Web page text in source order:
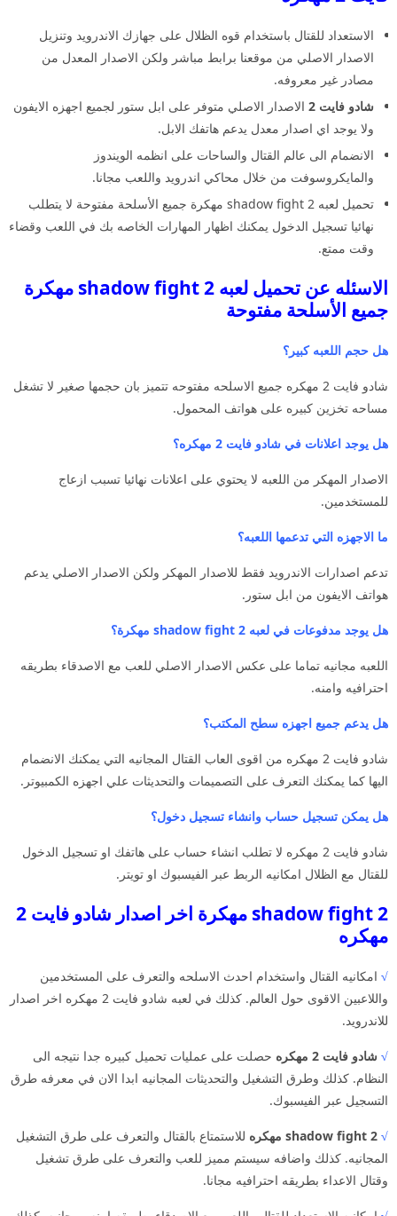
الاستعداد للقتال باستخدام قوه الظلال على جهازك الاندرويد وتنزيل
الاصدار الاصلي من موقعنا برابط مباشر ولكن الاصدار المعدل من
مصادر غير معروفه.
شادو فايت 2
الاصدار الاصلي متوفر على ابل ستور لجميع اجهزه الايفون
ولا يوجد اي اصدار معدل يدعم هاتفك الابل.
الانضمام الى عالم القتال والساحات على انظمه الويندوز
والمايكروسوفت من خلال محاكي اندرويد واللعب مجانا.
تحميل لعبه shadow fight 2 مهكرة جميع الأسلحة مفتوحة لا يتطلب
نهائيا تسجيل الدخول يمكنك اظهار المهارات الخاصه بك في اللعب وقضاء
وقت ممتع.
الاسئله عن تحميل لعبه shadow fight 2 مهكرة
جميع الأسلحة مفتوحة
هل حجم اللعبه كبير؟
شادو فايت 2 مهكره جميع الاسلحه مفتوحه تتميز بان حجمها صغير لا تشغل
مساحه تخزين كبيره على هواتف المحمول.
هل يوجد اعلانات في شادو فايت 2 مهكره؟
الاصدار المهكر من اللعبه لا يحتوي على اعلانات نهائيا تسبب ازعاج
للمستخدمين.
ما الاجهزه التي تدعمها اللعبه؟
تدعم اصدارات الاندرويد فقط للاصدار المهكر ولكن الاصدار الاصلي يدعم
هواتف الايفون من ابل ستور.
هل يوجد مدفوعات في لعبه shadow fight 2 مهكرة؟
اللعبه مجانيه تماما على عكس الاصدار الاصلي للعب مع الاصدقاء بطريقه
احترافيه وامنه.
هل يدعم جميع اجهزه سطح المكتب؟
شادو فايت 2 مهكره من اقوى العاب القتال المجانيه التي يمكنك الانضمام
اليها كما يمكنك التعرف على التصميمات والتحديثات علي اجهزه الكمبيوتر.
هل يمكن تسجيل حساب وانشاء تسجيل دخول؟
شادو فايت 2 مهكره لا تطلب انشاء حساب على هاتفك او تسجيل الدخول
للقتال مع الظلال امكانيه الربط عبر الفيسبوك او تويتر.
shadow fight 2 مهكرة اخر اصدار شادو فايت 2
مهكره
√ امكانيه القتال واستخدام احدث الاسلحه والتعرف على المستخدمين
واللاعبين الاقوى حول العالم. كذلك في لعبه شادو فايت 2 مهكره اخر اصدار
للاندرويد.
√ شادو فايت 2 مهكره
حصلت على عمليات تحميل كبيره جدا نتيجه الى
النظام. كذلك وطرق التشغيل والتحديثات المجانيه ابدا الان في معرفه طرق
التسجيل عبر الفيسبوك.
√ shadow fight 2 مهكره
للاستمتاع بالقتال والتعرف على طرق التشغيل
المجانيه. كذلك واضافه سيستم مميز للعب والتعرف على طرق تشغيل
وقتال الاعداء بطريقه احترافيه مجانا.